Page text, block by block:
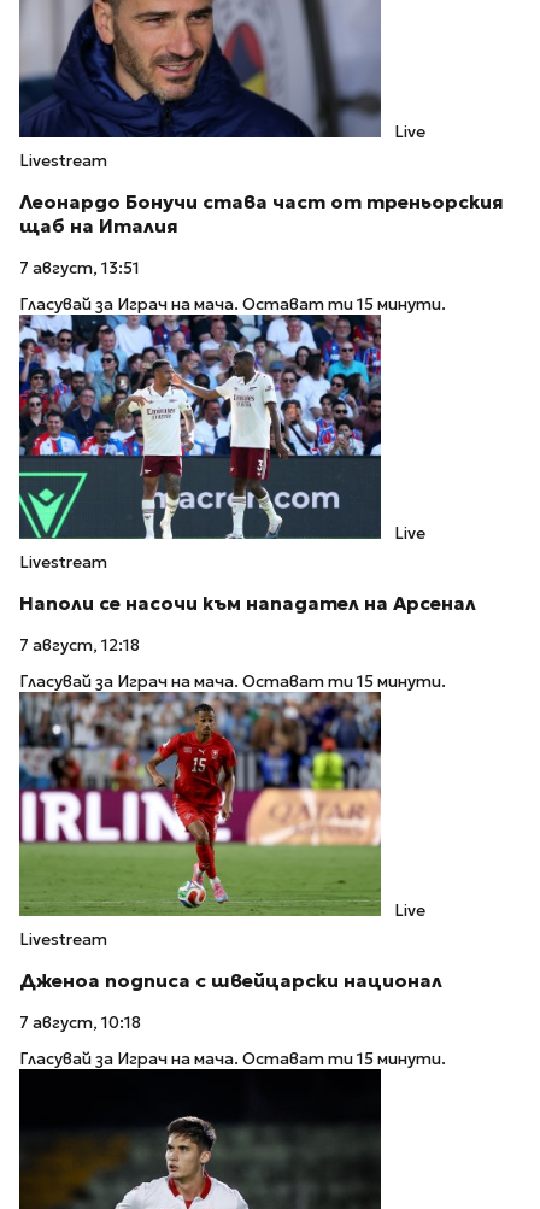
Live
Livestream
Леонардо Бонучи става част от треньорския
щаб на Италия
7 август, 13:51
Гласувай за Играч на мача. Остават ти 15 минути.
Live
Livestream
Наполи се насочи към нападател на Арсенал
7 август, 12:18
Гласувай за Играч на мача. Остават ти 15 минути.
Live
Livestream
Дженоа подписа с швейцарски национал
7 август, 10:18
Гласувай за Играч на мача. Остават ти 15 минути.